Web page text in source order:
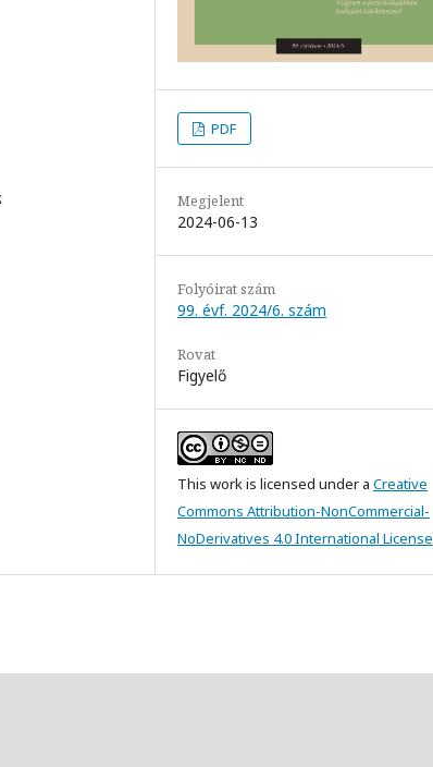
PDF
Megjelent
2024-06-13
Folyóirat szám
99. évf. 2024/6. szám
Rovat
Figyelő
This work is licensed under a Creative
Commons Attribution-NonCommercial-
NoDerivatives 4.0 International License